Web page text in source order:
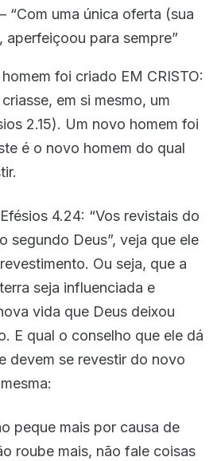
“Com uma única oferta (sua
aperfeiçoou para sempre”
foi criado EM CRISTO:
em si mesmo, um
2.15). Um novo homem foi
é o novo homem do qual
4.24: “Vos revistais do
segundo Deus”, veja que ele
Ou seja, que a
seja influenciada e
vida que Deus deixou
E qual o conselho que ele dá
devem se revestir do novo
peque mais por causa de
roube mais, não fale coisas